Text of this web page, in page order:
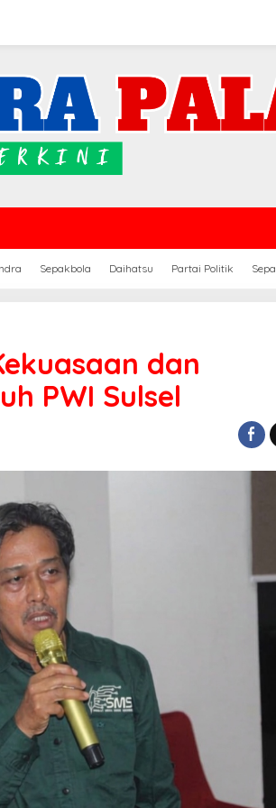
Sepakbola Daihatsu Partai Politik
dan
PWI Sulsel